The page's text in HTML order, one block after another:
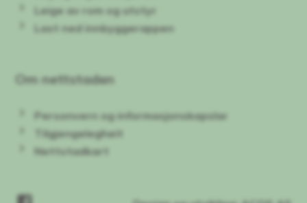
Leige av rom og utstyr
Last ned innbyggerappen
Om nettstaden
Personvern og informasjonskapslar
Tilgjengelegheit
Nettstadkart
Facebook